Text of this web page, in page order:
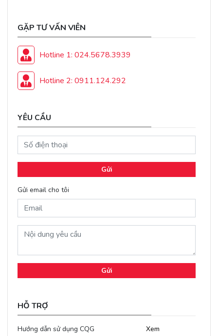
GẶP TƯ VẤN VIÊN
Hotline 1: 024.5678.3939
Hotline 2: 0911.124.292
YÊU CẦU
Gửi
Gửi email cho tôi
Gửi
HỖ TRỢ
Hướng dẫn sử dụng CQG
Xem